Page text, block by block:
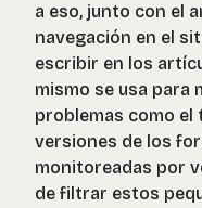
a eso, junto con el
navegación en el
escribir en los
mismo se usa para
problemas como el
versiones de los
monitoreadas por
de filtrar estos